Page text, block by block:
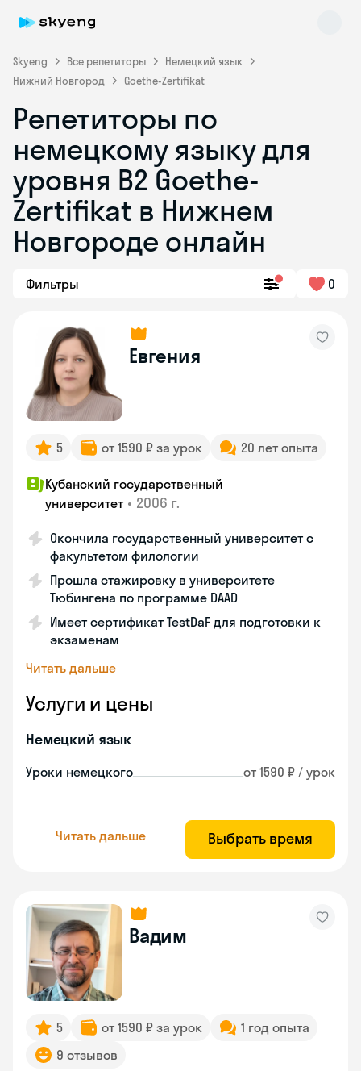
Skyeng Все репетиторы
Немецкий язык
Нижний Новгород
Goethe-Zertifikat
Репетиторы по
немецкому языку для
уровня B2 Goethe-
Zertifikat в Нижнем
Новгороде онлайн
Фильтры 0
Евгения
5 от 1590 ₽ за урок 20 лет опыта
Кубанский государственный
университет • 2006 г.
Окончила государственный университет с
факультетом филологии
Прошла стажировку в университете
Тюбингена по программе DAAD
Имеет сертификат TestDaF для подготовки к
экзаменам
Читать дальше
Услуги и цены
Немецкий язык
Уроки немецкого от 1590 ₽ / урок
Читать дальше Выбрать время
Вадим
5 от 1590 ₽ за урок
1 год опыта
9 отзывов
Skyeng Chat